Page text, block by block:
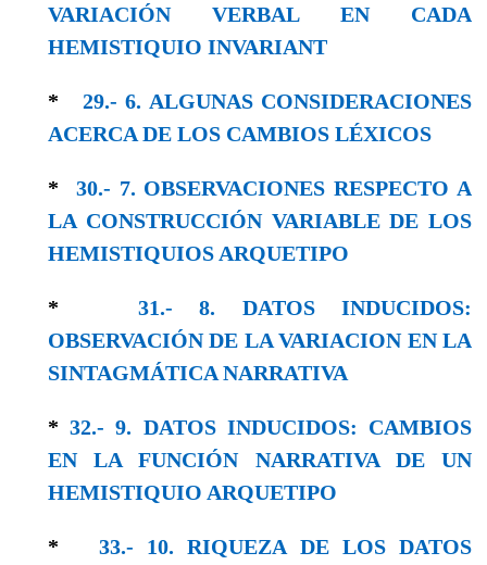
VARIACIÓN VERBAL EN CADA
HEMISTIQUIO INVARIANT
* 29.- 6. ALGUNAS CONSIDERACIONES
ACERCA DE LOS CAMBIOS LÉXICOS
* 30.- 7. OBSERVACIONES RESPECTO A
LA CONSTRUCCIÓN VARIABLE DE LOS
HEMISTIQUIOS ARQUETIPO
* 31.- 8. DATOS INDUCIDOS:
OBSERVACIÓN DE LA VARIACION EN LA
SINTAGMÁTICA NARRATIVA
*32.- 9. DATOS INDUCIDOS: CAMBIOS
EN LA FUNCIÓN NARRATIVA DE UN
HEMISTIQUIO ARQUETIPO
* 33.- 10. RIQUEZA DE LOS DATOS